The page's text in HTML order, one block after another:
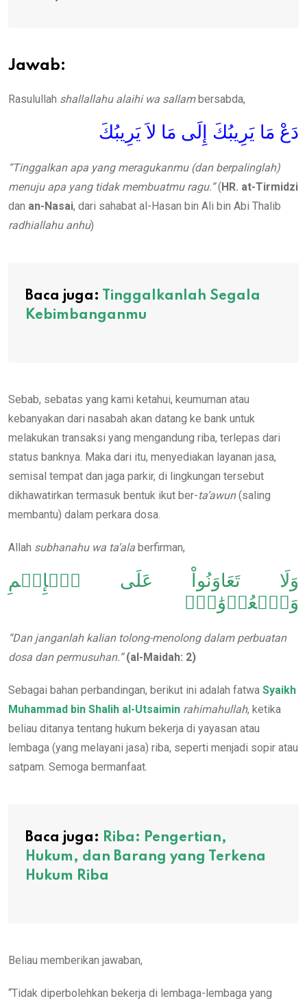
Jawab:
Rasulullah shallallahu alaihi wa sallambersabda,
دَعْ مَا يَرِيبُكَ إِلَى مَا لاَ يَرِيبُكَ
“Tinggalkan apa yang meragukanmu (dan berpalinglah)
menuju apa yang tidak membuatmu ragu.”(HR. at-Tirmidzi
dan an-Nasai, dari sahabat al-Hasan bin Ali bin Abi Thalib
radhiallahu anhu)
Baca juga: Tinggalkanlah Segala
Kebimbanganmu
Sebab, sebatas yang kami ketahui, keumuman atau
kebanyakan dari nasabah akan datang ke bank untuk
melakukan transaksi yang mengandung riba, terlepas dari
status banknya. Maka dari itu, menyediakan layanan jasa,
semisal tempat dan jaga parkir, di lingkungan tersebut
dikhawatirkan termasuk bentuk ikut ber-ta’awun(saling
membantu) dalam perkara dosa.
Allah subhanahu wa ta’ala berfirman,
وَلَا تَعَاوَنُواْ عَلَى ٱلۡإِثۡمِ
وَٱلۡعُدۡوَٰنِۚ
“Dan janganlah kalian tolong-menolong dalam perbuatan
dosa dan permusuhan.” (al-Maidah: 2)
Sebagai bahan perbandingan, berikut ini adalah fatwa Syaikh
Muhammad bin Shalih al-Utsaimin rahimahullah, ketika
beliau ditanya tentang hukum bekerja di yayasan atau
lembaga (yang melayani jasa) riba, seperti menjadi sopir atau
satpam. Semoga bermanfaat.
Baca juga: Riba: Pengertian,
Hukum, dan Barang yang Terkena
Hukum Riba
Beliau memberikan jawaban,
“Tidak diperbolehkan bekerja di lembaga-lembaga yang